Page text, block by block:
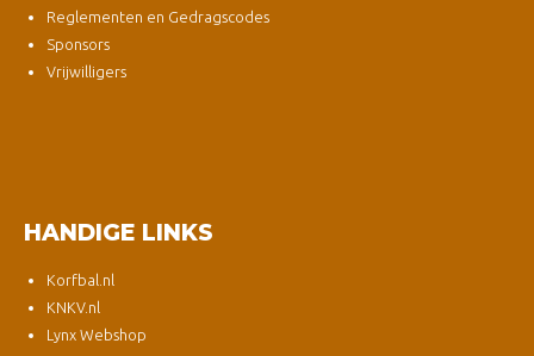
Reglementen en Gedragscodes
Sponsors
Vrijwilligers
HANDIGE LINKS
Korfbal.nl
KNKV.nl
Lynx Webshop